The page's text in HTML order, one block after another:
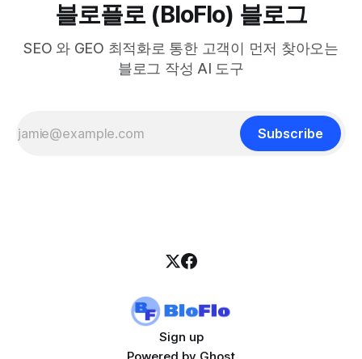
블로플로 (BloFlo) 블로그
SEO 와 GEO 최적화로 통한 고객이 먼저 찾아오는
블로그 작성 AI 도구
Subscribe
Sign up